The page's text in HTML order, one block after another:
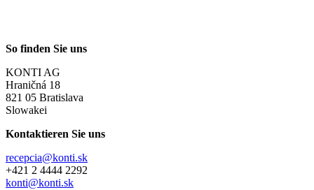
So finden Sie uns
KONTI AG
Hraničná 18
821 05 Bratislava
Slowakei
Kontaktieren Sie uns
recepcia@konti.sk
+421 2 4444 2292
konti@konti.sk